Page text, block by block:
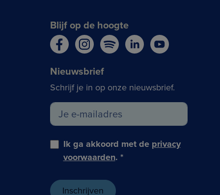
Blijf op de hoogte
Nieuwsbrief
Schrijf je in op onze nieuwsbrief.
Ik ga akkoord met de privacy
voorwaarden. *